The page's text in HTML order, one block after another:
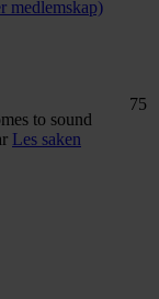
medlemskap)
to sound
Les saken
75